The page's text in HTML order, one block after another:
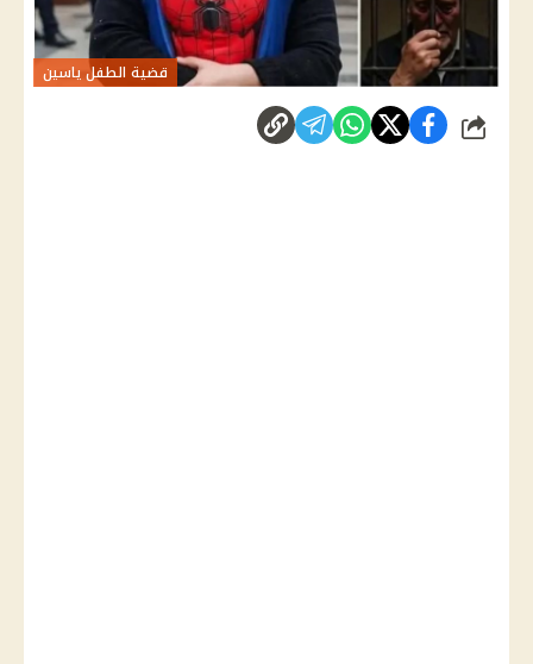
قضية الطفل ياسين
شارك